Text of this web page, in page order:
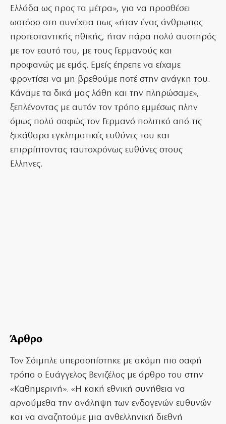
Ελλάδα ως προς τα μέτρα», για να προσθέσει
ωστόσο στη συνέχεια πως «ήταν ένας άνθρωπος
προτεσταντικής ηθικής, ήταν πάρα πολύ αυστηρός
με τον εαυτό του, με τους Γερμανούς και
προφανώς με εμάς. Εμείς έπρεπε να είχαμε
φροντίσει να μη βρεθούμε ποτέ στην ανάγκη του.
Κάναμε τα δικά μας λάθη και την πληρώσαμε»,
ξεπλένοντας με αυτόν τον τρόπο εμμέσως πλην
όμως πολύ σαφώς τον Γερμανό πολιτικό από τις
ξεκάθαρα εγκληματικές ευθύνες του και
επιρρίπτοντας ταυτοχρόνως ευθύνες στους
Ελληνες.
Άρθρο
Τον Σόιμπλε υπερασπίστηκε με ακόμη πιο σαφή
τρόπο ο Ευάγγελος Βενιζέλος με άρθρο του στην
«Καθημερινή». «Η κακή εθνική συνήθεια να
αρνούμεθα την ανάληψη των ενδογενών ευθυνών
και να αναζητούμε μια ανθελληνική διεθνή